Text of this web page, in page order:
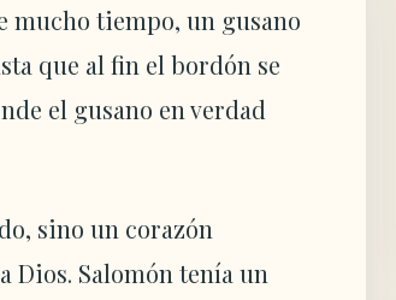
mucho tiempo, un gusano
que al fin el bordón se
el gusano en verdad
sino un corazón
Dios. Salomón tenía un